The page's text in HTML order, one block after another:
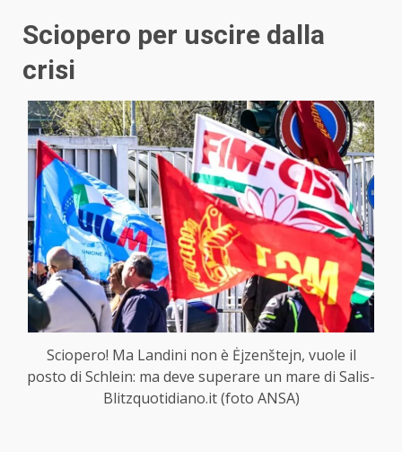
Sciopero per uscire dalla
crisi
Sciopero! Ma Landini non è Ėjzenštejn, vuole il
posto di Schlein: ma deve superare un mare di Salis-
Blitzquotidiano.it (foto ANSA)